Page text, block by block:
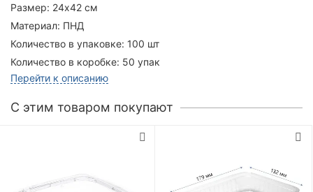
Размер: 24х42 см
Материал: ПНД
Количество в упаковке: 100 шт
Количество в коробке: 50 упак
Перейти к описанию
C этим товаром покупают